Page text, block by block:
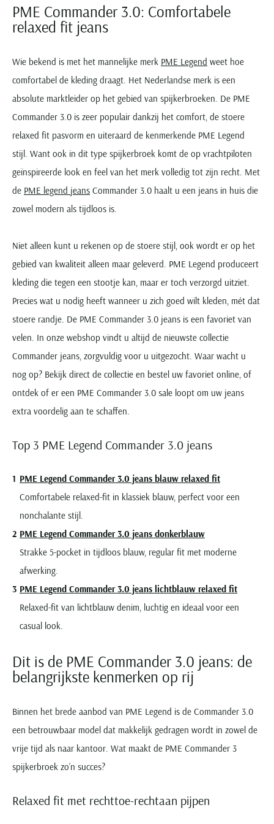
Grote maten
Grote maten overhemden
Populaire materialen
Flanellen overhemden
Linnen overhemden
Denim overhemden
Katoenen overhemden
Corduroy overhemden
Oranje polo heren
Blauwe polo heren
Populaire lijnen
Ralph Lauren Slim Fit polo
Ralph Lauren Custom Fit polo
Lacoste Slim Fit polo
Deals
Buy 2 save €20
Katoenen vest
Wollen vest
Grote maten truien
Grote maten vesten
Grote maten truien & vesten
Meyer Dubai
Grote maten broeken
Grote maten herenmode
Populaire fits
Broeken slim fit
Jeans slim fit
Cargo broeken
Grote maten zomerjassen
Grote maten specialist
Model jas
Gewatteerde jassen
Parka jassen
Mantel jassen
Regenjassen
Bomber jacks
Windjacks
Softshell jassen
People of Shibuya
Pierre Cardin
Polo Ralph Lauren
Portofino
PME Legend
Profuomo
Rehab
Replay
Reset
Roy Robson
Seidensticker
Slater
State of Art
Superdry
Tenson
Thomas Maine
Tommy Hilfiger
Tramarossa
Vanguard
Wellington of Billmore
William Lockie
Xacus
PME Commander 3.0: Comfortabele
relaxed fit jeans
Wie bekend is met het mannelijke merk PME Legend weet hoe
comfortabel de kleding draagt. Het Nederlandse merk is een
absolute marktleider op het gebied van spijkerbroeken. De PME
Commander 3.0 is zeer populair dankzij het comfort, de stoere
relaxed fit pasvorm en uiteraard de kenmerkende PME Legend
stijl. Want ook in dit type spijkerbroek komt de op vrachtpiloten
geïnspireerde look en feel van het merk volledig tot zijn recht. Met
de PME legend jeans Commander 3.0 haalt u een jeans in huis die
zowel modern als tijdloos is.
Niet alleen kunt u rekenen op de stoere stijl, ook wordt er op het
gebied van kwaliteit alleen maar geleverd. PME Legend produceert
kleding die tegen een stootje kan, maar er toch verzorgd uitziet.
Precies wat u nodig heeft wanneer u zich goed wilt kleden, mét dat
stoere randje. De PME Commander 3.0 jeans is een favoriet van
velen. In onze webshop vindt u altijd de nieuwste collectie
Commander jeans, zorgvuldig voor u uitgezocht. Waar wacht u
nog op? Bekijk direct de collectie en bestel uw favoriet online, of
ontdek of er een PME Commander 3.0 sale loopt om uw jeans
extra voordelig aan te schaffen.
Top 3 PME Legend Commander 3.0 jeans
PME Legend Commander 3.0 jeans blauw relaxed fit
Comfortabele relaxed-fit in klassiek blauw, perfect voor een
nonchalante stijl.
PME Legend Commander 3.0 jeans donkerblauw
Strakke 5-pocket in tijdloos blauw, regular fit met moderne
afwerking.
PME Legend Commander 3.0 jeans lichtblauw relaxed fit
Relaxed-fit van lichtblauw denim, luchtig en ideaal voor een
casual look.
Dit is de PME Commander 3.0 jeans: de
belangrijkste kenmerken op rij
Binnen het brede aanbod van PME Legend is de Commander 3.0
een betrouwbaar model dat makkelijk gedragen wordt in zowel de
vrije tijd als naar kantoor. Wat maakt de PME Commander 3
spijkerbroek zo’n succes?
Relaxed fit met rechttoe-rechtaan pijpen